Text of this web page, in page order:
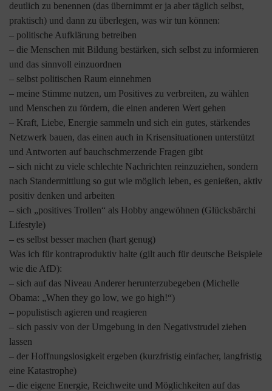
deutlich zu benennen (das übernimmt er ja aber täglich selbst,
praktisch) und dann zu überlegen, was wir tun können:
– politische Aufklärung betreiben
– die Menschen mit Bildung bestärken, sich selbst zu informieren
und das sinnvoll einzuordnen
– selbst politischen Raum einnehmen
– meine Stimme nutzen, um Positives zu verbreiten, zu wählen
und Menschen zu fördern, die einen anderen Wert gehen
– Kraft, Liebe, Energie sammeln und sich ein gutes, stärkendes
Netzwerk bauen, das einen auch in Krisensituationen unterstützt
und Antworten auf bauchschmerzende Fragen gibt
– sich nicht zu viele schlechte Nachrichten reinzuziehen, sondern
nach Standermittlung so gut wie möglich leben, es genießen, aktiv
positiv denken und arbeiten
– sich „positives Trollen“ als Hobby angewöhnen (Glücksbärchi
Lifestyle)
– es selbst besser machen (hart genug)
Was ich für kontraproduktiv halte (gilt auch für deutsche Beispiele
wie die AfD):
– sich auf das Niveau Anderer herunterzubegeben (Michelle
Obama: „When they go low, we go high!“)
– populistisch agieren und reagieren
– sich passiv von der Umgebung in den Negativstrudel ziehen
lassen
– der Hoffnungslosigkeit ergeben (kurzfristig einfacher, langfristig
eine Katastrophe)
– die eigene Energie, Reichweite und Möglichkeiten auf das